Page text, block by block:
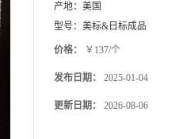
产地： 美国
型号： 美标&日标成品
价格： ￥137/个
发布日期： 2025-01-04
更新日期： 2026-08-06